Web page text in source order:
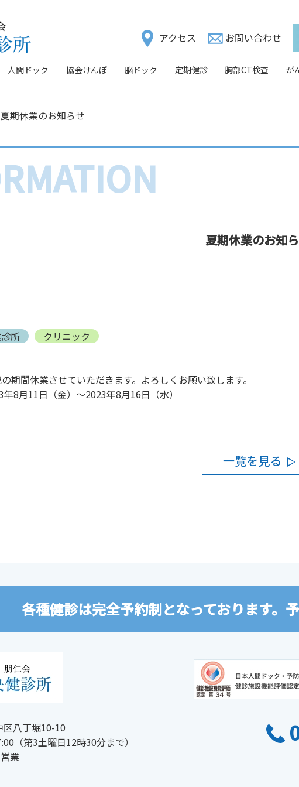
アクセス お問い合わせ
人間ドック上部消化管内視鏡検査（胃カメラ） 乳がん検診 子宮頸がん検診
協会けんぽ 脳ドック 定期健診 胸部CT検査 が
夏期休業のお知らせ
夏期休業のお知
所 クリニック
期間休業させていただきます。よろしくお願い致します。
年8月11日（金）～2023年8月16日（水）
一覧を見る
各種健診は完全予約制となっております。
八丁堀10-10
（第3土曜日12時30分まで）
業